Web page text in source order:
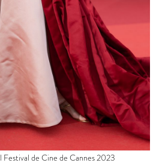
Festival de Cine de Cannes 2023